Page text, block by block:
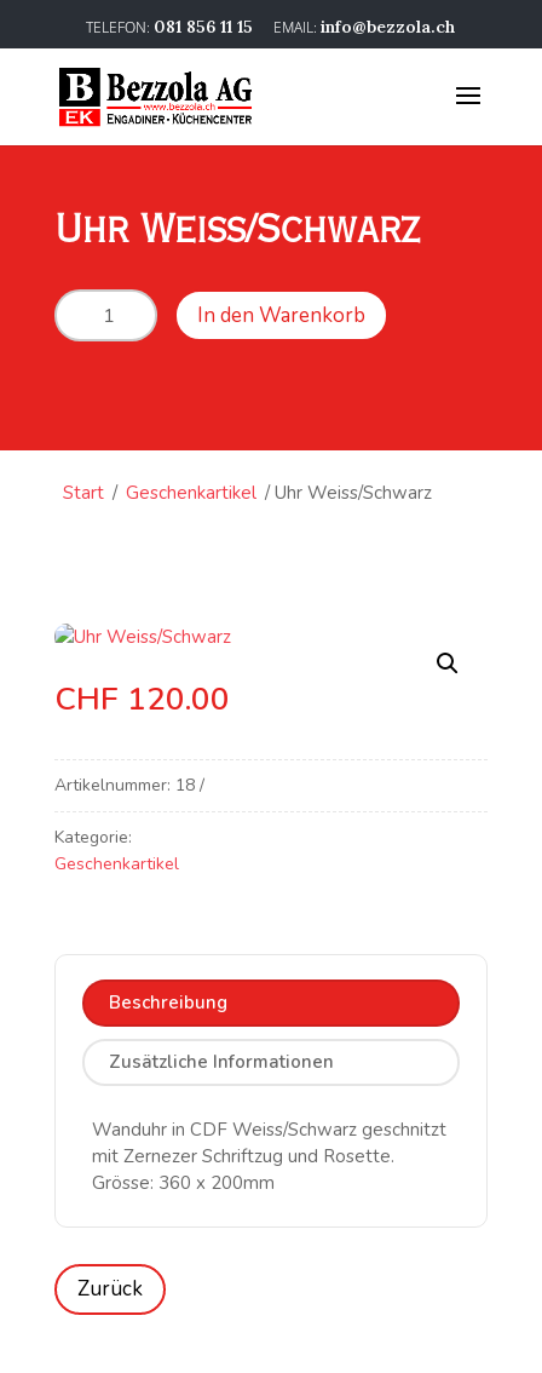
081 856 11 15 info@bezzola.ch
Uhr Weiss/Schwarz
Uhr
Weiss/Schwarz
In den Warenkorb
Start / Geschenkartikel / Uhr Weiss/Schwarz
CHF 120.00
Artikelnummer: 18
Kategorie:
Geschenkartikel
Beschreibung
Zusätzliche Informationen
Wanduhr in CDF Weiss/Schwarz geschnitzt
mit Zernezer Schriftzug und Rosette.
Grösse: 360 x 200mm